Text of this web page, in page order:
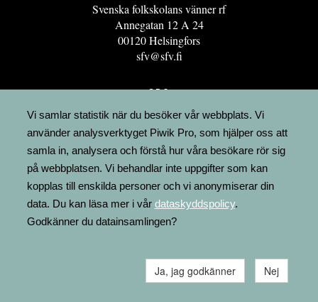
Svenska folkskolans vänner rf
Annegatan 12 A 24
00120 Helsingfors
sfv@sfv.fi
GRO
FÖRENINGSRESURSEN
MINNESRUNOR.FI
UPPSLAGSVERKET FINLAND
LÄGENHETER
FAKTURERING
Vi samlar statistik när du besöker vår webbplats. Vi
använder analysverktyget Piwik Pro, som hjälper oss att
samla in, analysera och förstå hur våra besökare rör sig
på webbplatsen. Vi behandlar inte uppgifter som kan
kopplas till enskilda personer och vi anonymiserar din
data. Du kan läsa mer i vår dataskyddspolicy.
Godkänner du datainsamlingen?
Ja, jag godkänner Nej